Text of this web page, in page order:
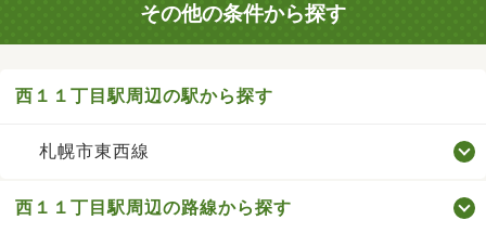
その他の条件から探す
西１１丁目駅周辺の駅から探す
札幌市東西線
西１１丁目駅周辺の路線から探す